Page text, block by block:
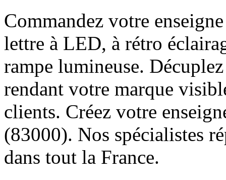
Commandez votre
lettre à LED, à rétro
rampe lumineuse.
rendant votre marque
clients. Créez votre
(83000). Nos spécialistes
dans tout la France.